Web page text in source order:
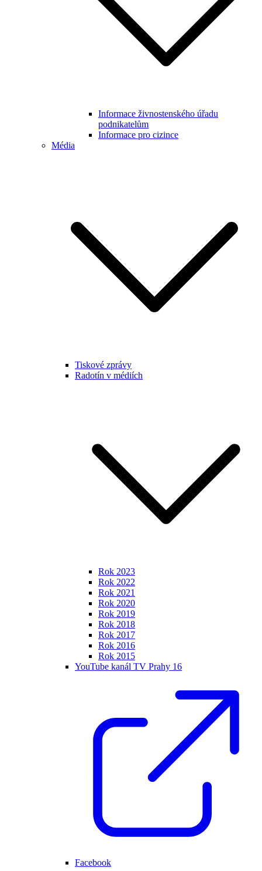
Informace živnostenského úřadu
podnikatelům
Informace pro cizince
Média
Tiskové zprávy
Radotín v médiích
Rok 2023
Rok 2022
Rok 2021
Rok 2020
Rok 2019
Rok 2018
Rok 2017
Rok 2016
Rok 2015
YouTube kanál TV Prahy 16
Facebook